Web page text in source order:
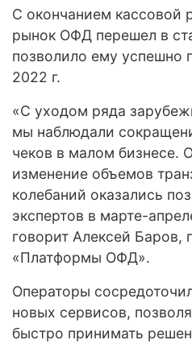
С окончанием кассовой
рынок ОФД перешел в
позволило ему успешно
2022 г.
«С уходом ряда
мы наблюдали
чеков в малом бизнесе.
изменение объемов
колебаний оказались
экспертов в марте-
говорит Алексей Баров,
«Платформы ОФД».
Операторы
новых сервисов,
быстро принимать